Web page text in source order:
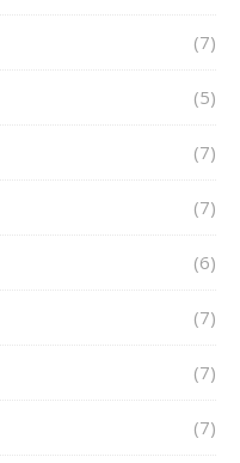
(7)
(5)
(7)
(7)
(6)
(7)
(7)
(7)